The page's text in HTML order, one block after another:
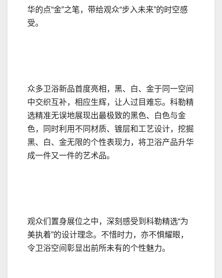
华的点“金”之笔，带给观众“步入未来”的时空感
受。
众多卫浴新品首度亮相，黑、白、金于同一空间
中交织互补，相应生辉，让人过目难忘。科勒精
选精准无误地展现出最极致的黑色、白色与金
色，同时利用不同材质、镀层和工艺设计，挖掘
黑、白、金无限的个性表现力，将卫浴产品升华
成一件又一件的艺术品。
观众们置身展位之中，深刻感受到科勒精选“为
美执着”的设计理念。不惜时力，亦不惧耀眼，
令卫浴空间彰显出前所未有的个性魅力。